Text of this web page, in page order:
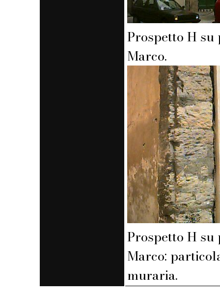
Prospetto H su
Marco.
Prospetto H su
Marco:
muraria.